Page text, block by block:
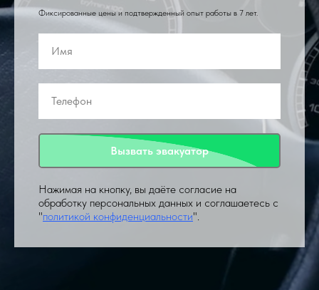
Фиксированные цены и подтвержденный опыт работы в 7 лет.
Вызвать эвакуатор
Нажимая на кнопку, вы даёте согласие на
обработку персональных данных и соглашаетесь с
"политикой конфиденциальности".